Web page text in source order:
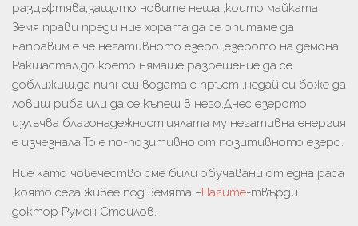
разцъфтява,защото новите неща ,които майката
Земя прави преди ние хората да се опитаме да
направим е че негативното езеро ,езерото на демона
Ракшастал,до което нямаше разрешение да се
доближиш,да пипнеш водата с пръст ,недай си боже да
ловиш риба или да се къпеш в него.Днес езерото
излъчва благонадежност,цялата му негативна енергия
е изчезнала.То е по-позитивно от позитивното езеро.
Ние като човечество сме били обучавани от една раса
,която сега живее под Земята –Нагите-твърди
доктор Румен Стоилов.